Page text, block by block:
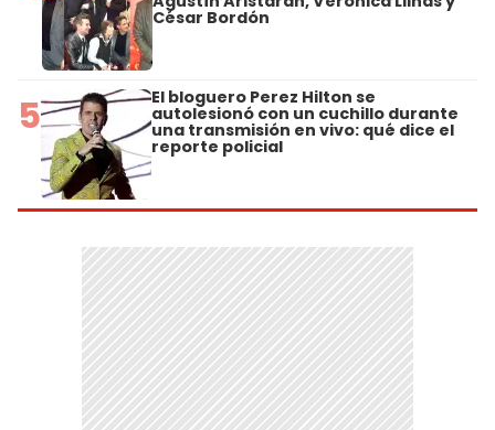
César Bordón
5 El bloguero Perez Hilton se
autolesionó con un cuchillo durante
una transmisión en vivo: qué dice el
reporte policial